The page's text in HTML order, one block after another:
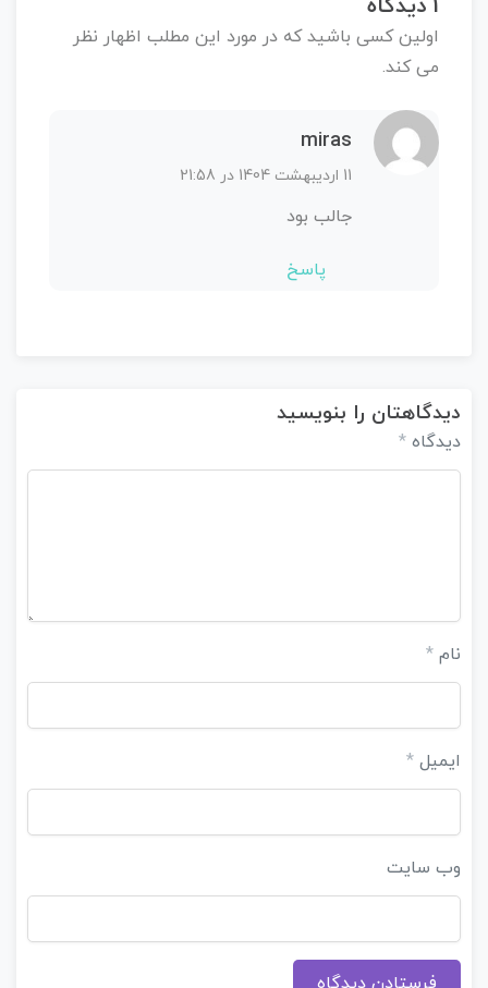
1 دیدگاه
اولین کسی باشید که در مورد این مطلب اظهار نظر
می کند.
miras
11 اردیبهشت 1404 در 21:58
جالب بود
پاسخ
دیدگاهتان را بنویسید
دیدگاه *
نام *
ایمیل *
وب‌ سایت